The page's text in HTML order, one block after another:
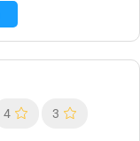
4 3